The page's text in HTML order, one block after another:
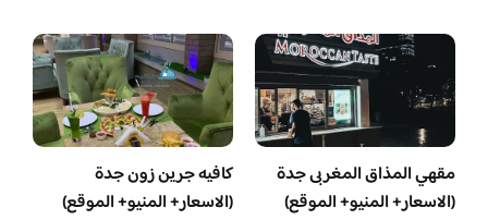
مقهي المذاق المغربى جدة
(الاسعار+ المنيو+ الموقع)
كافيه جرين زون جدة
(الاسعار+ المنيو+ الموقع)